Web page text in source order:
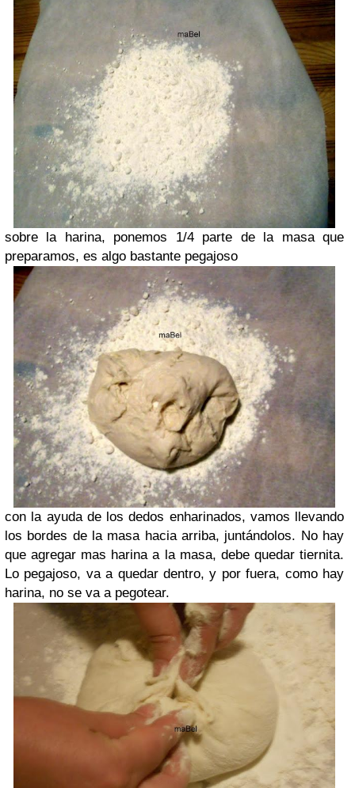
sobre la harina, ponemos 1/4 parte de la masa que
preparamos, es algo bastante pegajoso
con la ayuda de los dedos enharinados, vamos llevando
los bordes de la masa hacia arriba, juntándolos. No hay
que agregar mas harina a la masa, debe quedar tiernita.
Lo pegajoso, va a quedar dentro, y por fuera, como hay
harina, no se va a pegotear.